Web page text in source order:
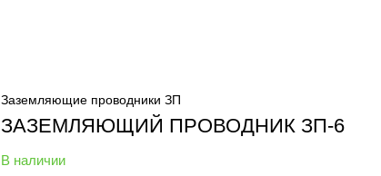
Заземляющие проводники ЗП
ЗАЗЕМЛЯЮЩИЙ ПРОВОДНИК ЗП-6
В наличии